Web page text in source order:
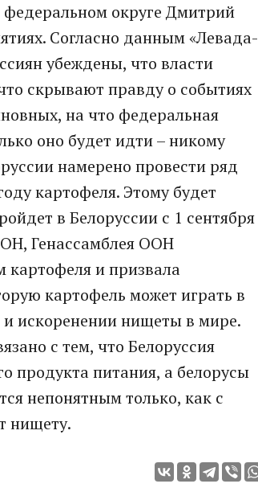
округе Дмитрий
Согласно данным «Левада-
убеждены, что власти
скрывают правду о событиях
на что федеральная
оно будет идти – никому
намерено провести ряд
картофеля. Этому будет
в Белоруссии с 1 сентября
Генассамблея ООН
и призвала
картофель может играть в
и искоренении нищеты в мире.
с тем, что Белоруссия
продукта питания, а белорусы
непонятным только, как с
нищету.